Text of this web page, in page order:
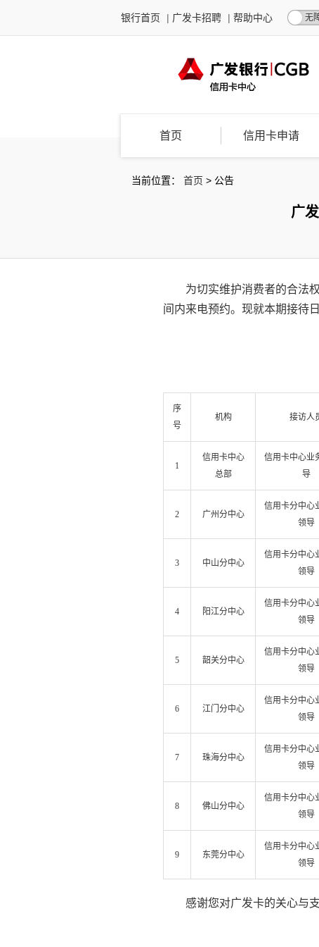
银行首页 | 广发卡招聘 | 帮助中心 无
首页 信用卡申请
当前位置： 首页 > 公告
广
为切实维护消费者的合法
间内来电预约。现就本期接待
序
号
机构 接访人
1
信用卡中心
总部
信用卡中心业
导
2 广州分中心
信用卡分中心
领导
3 中山分中心
信用卡分中心
领导
4 阳江分中心
信用卡分中心
领导
5 韶关分中心
信用卡分中心
领导
6 江门分中心
信用卡分中心
领导
7 珠海分中心
信用卡分中心
领导
8 佛山分中心
信用卡分中心
领导
9 东莞分中心
信用卡分中心
领导
感谢您对广发卡的关心与支